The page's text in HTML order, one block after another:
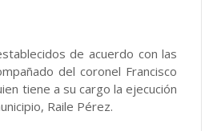
de acuerdo con las
del coronel Francisco
tiene a su cargo la ejecución
Raile Pérez.